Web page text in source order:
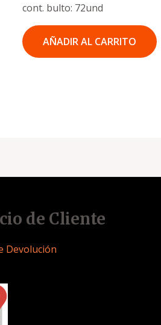
cont. bulto: 72und
AÑADIR AL CARRITO
de Cliente
Devolución